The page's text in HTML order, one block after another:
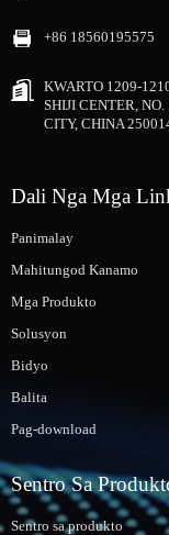
+86 18560195575
KWARTO 1209-
SHIJI CENTER,
CITY, CHINA
Dali Nga Mga
Panimalay
Mahitungod Kanamo
Mga Produkto
Solusyon
Bidyo
Balita
Pag-download
Sentro Sa
Sentro sa produkto